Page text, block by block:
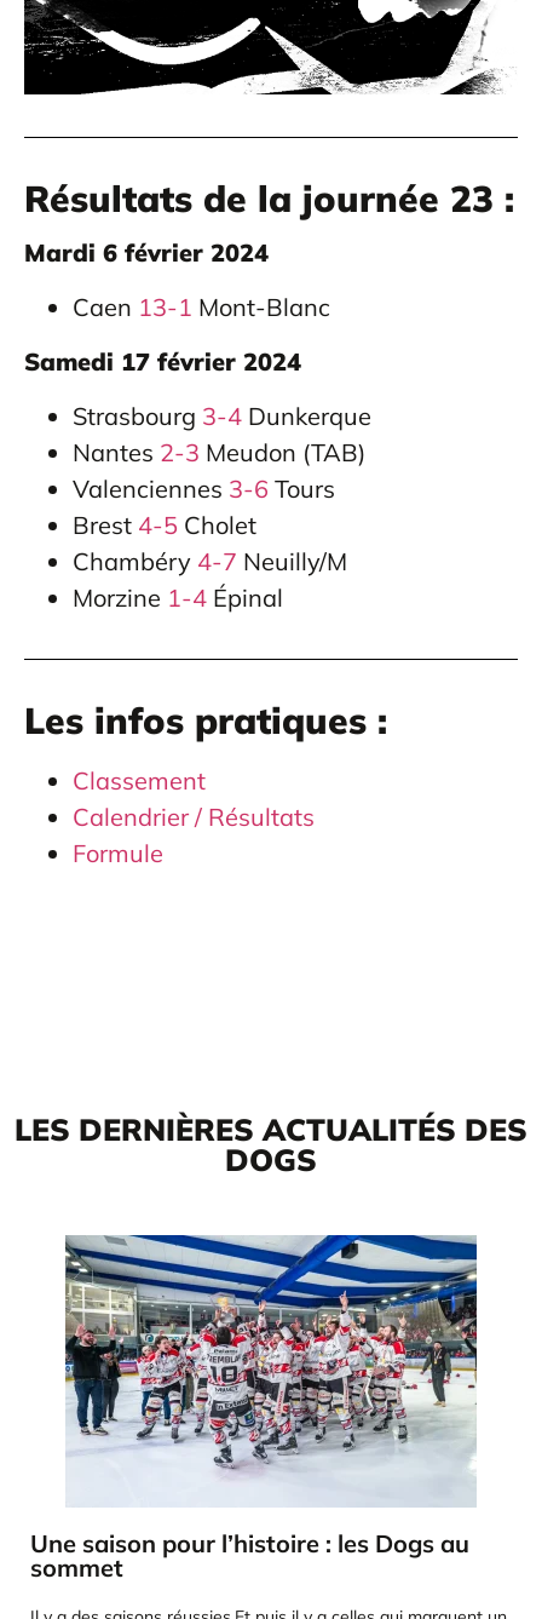
Résultats de la journée 23 :
Mardi 6 février 2024
Caen 13-1 Mont-Blanc
Samedi 17 février 2024
Strasbourg 3-4 Dunkerque
Nantes 2-3 Meudon (TAB)
Valenciennes 3-6 Tours
Brest 4-5 Cholet
Chambéry 4-7 Neuilly/M
Morzine 1-4 Épinal
Les infos pratiques :
Classement
Calendrier / Résultats
Formule
LES DERNIÈRES ACTUALITÉS DES
DOGS
Une saison pour l’histoire : les Dogs au
sommet